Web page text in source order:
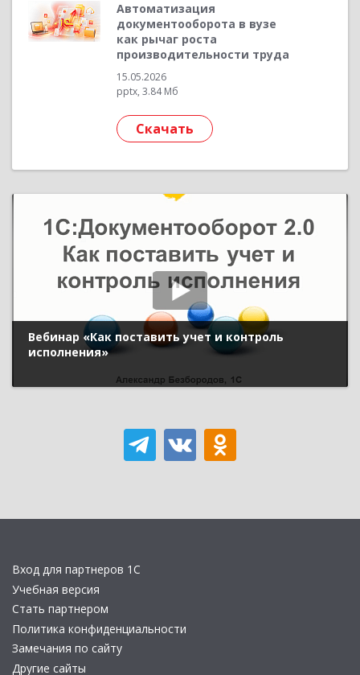
Автоматизация
документооборота в вузе
как рычаг роста
производительности труда
15.05.2026
pptx, 3.84 Мб
Скачать
Вебинар «Как поставить учет и контроль
исполнения»
Вход для партнеров 1С
Учебная версия
Стать партнером
Политика конфиденциальности
Замечания по сайту
Другие сайты